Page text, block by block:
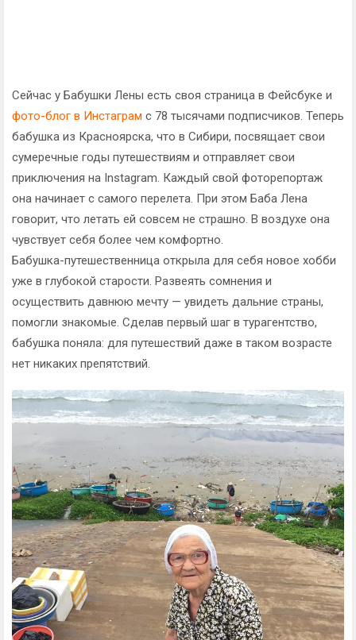
Сейчас у Бабушки Лены есть своя страница в Фейсбуке и
фото-блог в Инстаграм с 78 тысячами подписчиков. Теперь
бабушка из Красноярска, что в Сибири, посвящает свои
сумеречные годы путешествиям и отправляет свои
приключения на Instagram. Каждый свой фоторепортаж
она начинает с самого перелета. При этом Баба Лена
говорит, что летать ей совсем не страшно. В воздухе она
чувствует себя более чем комфортно.
Бабушка-путешественница открыла для себя новое хобби
уже в глубокой старости. Развеять сомнения и
осуществить давнюю мечту — увидеть дальние страны,
помогли знакомые. Сделав первый шаг в турагентство,
бабушка поняла: для путешествий даже в таком возрасте
нет никаких препятствий.